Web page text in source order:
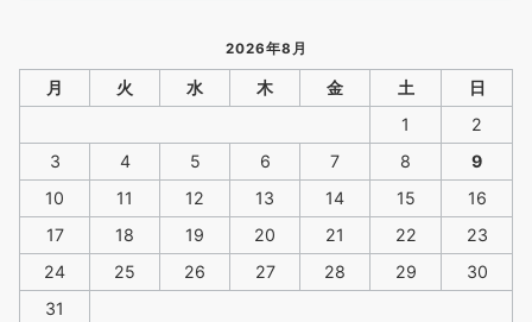
2026年8月
月 火 水 木 金 土
日
1
2
3
4 5 6 7 8
9
10
11 12 13 14 15
16
17
18 19 20 21 22
23
24
25 26 27 28 29
30
31